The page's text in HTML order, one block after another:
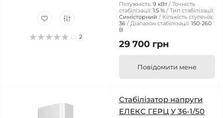
2
Потужність: 9 кВт
Точність
стабілізації: 1.5 %
Тип стабілізації:
Симісторний
Кількість ступенів:
36
Діапазон стабілізації: 150-260
В
29 700 грн
Повідомити мене
Стабілізатор напруги
ЕЛЕКС ГЕРЦ У 36-1/50